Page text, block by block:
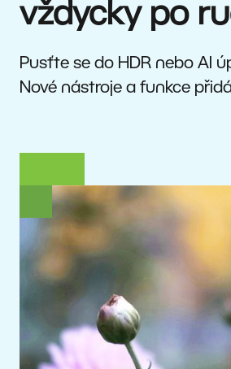
vždycky po
Pusťte se do HDR nebo AI
Nové nástroje a funkce